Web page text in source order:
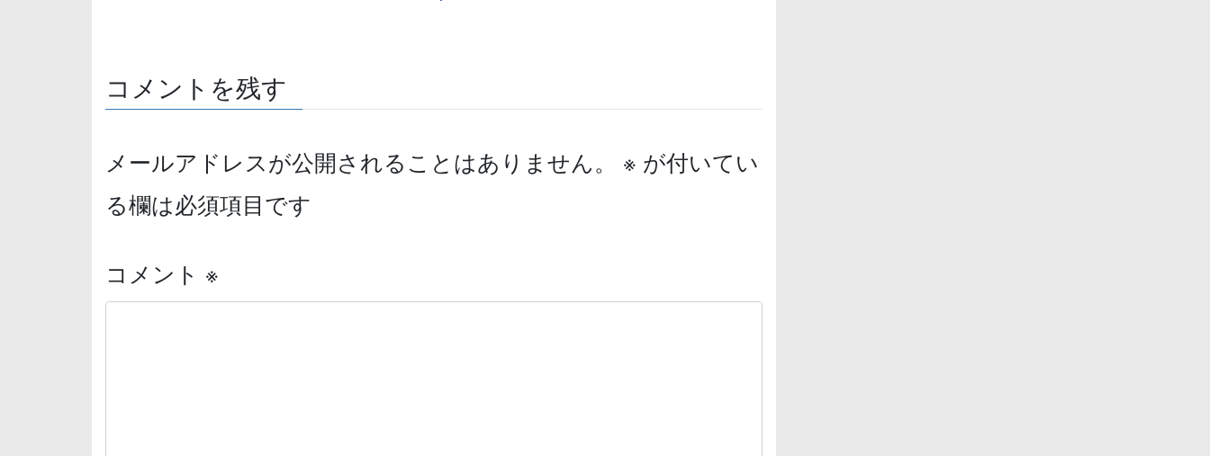
コメントを残す
メールアドレスが公開されることはありません。 ※ が付いてい
る欄は必須項目です
コメント ※